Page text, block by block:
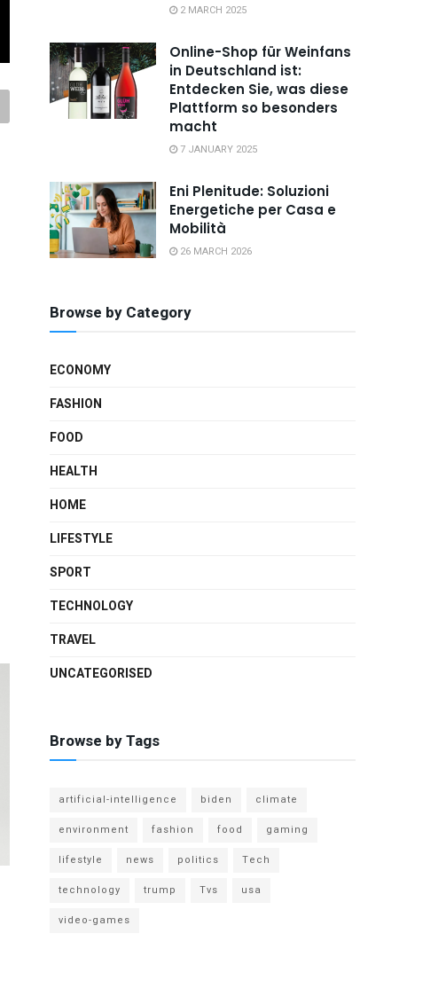
2 MARCH 2025
Online-Shop für Weinfans
in Deutschland ist:
Entdecken Sie, was diese
Plattform so besonders
macht
7 JANUARY 2025
Eni Plenitude: Soluzioni
Energetiche per Casa e
Mobilità
26 MARCH 2026
Browse by Category
ECONOMY
FASHION
FOOD
HEALTH
HOME
LIFESTYLE
SPORT
TECHNOLOGY
TRAVEL
UNCATEGORISED
Browse by Tags
artificial-intelligence biden
climate
environment
fashion food
gaming
lifestyle
news politics
Tech
technology
trump Tvs
usa
video-games